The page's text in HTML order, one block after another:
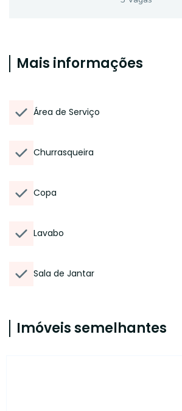
Mais informações
Área de Serviço
Churrasqueira
Copa
Lavabo
Sala de Jantar
Imóveis semelhantes